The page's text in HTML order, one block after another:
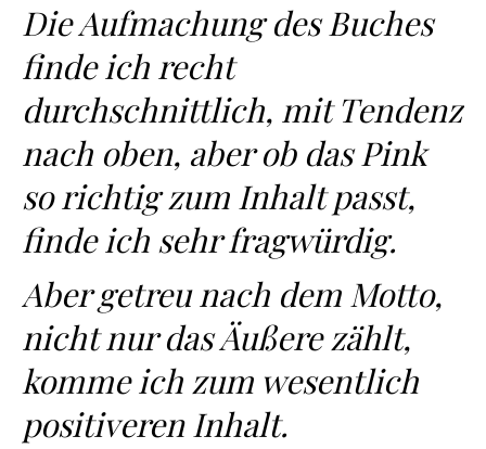
Die Aufmachung des Buches
finde ich recht
durchschnittlich, mit Tendenz
nach oben, aber ob das Pink
so richtig zum Inhalt passt,
finde ich sehr fragwürdig.
Aber getreu nach dem Motto,
nicht nur das Äußere zählt,
komme ich zum wesentlich
positiveren Inhalt.